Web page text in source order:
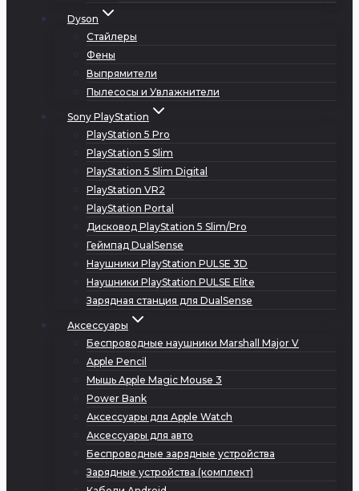
Dyson
Стайлеры
Фены
Выпрямители
Пылесосы и Увлажнители
Sony PlayStation
PlayStation 5 Pro
PlayStation 5 Slim
PlayStation 5 Slim Digital
PlayStation VR2
PlayStation Portal
Дисковод PlayStation 5 Slim/Pro
Геймпад DualSense
Наушники PlayStation PULSE 3D
Наушники PlayStation PULSE Elite
Зарядная станция для DualSense
Аксессуары
Беспроводные наушники Marshall Major V
Apple Pencil
Мышь Apple Magic Mouse 3
Power Bank
Аксессуары для Apple Watch
Аксессуары для авто
Беспроводные зарядные устройства
Зарядные устройства (комплект)